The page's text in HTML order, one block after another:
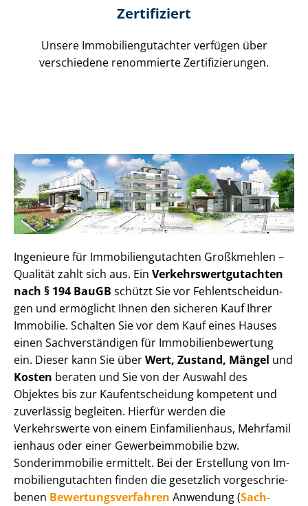
Zertifiziert
Unsere Immobilien­gutachter verfügen über
verschiedene renommierte Zer­ti­fi­zie­run­gen.
Ingenieure für Im­mo­bi­li­en­gut­ach­ten Großkmehlen –
Qualität zahlt sich aus. Ein Ver­kehrs­wert­gut­ach­ten
nach § 194 BauGB schützt Sie vor Fehl­ent­schei­dun­
gen und ermöglicht Ihnen den sicheren Kauf Ihrer
Immobilie. Schalten Sie vor dem Kauf eines Hauses
einen Sach­ver­stän­di­gen für Im­mo­bi­li­en­be­wer­tung
ein. Dieser kann Sie überWert, Zustand, Mängel und
Kosten beraten und Sie von der Auswahl des
Objektes bis zur Kauf­ent­schei­dung kompetent und
zuverlässig begleiten. Hierfür werden die
Verkehrswerte von einem Einfamilienhaus, Mehr­fa­mi­l
i­en­haus oder einer Ge­wer­be­im­mo­bi­lie bzw.
Sonderimmobilie ermittelt. Bei der Erstellung von Im­
mo­bi­li­en­gut­ach­ten finden die gesetzlich vor­ge­schrie­
be­nen Be­wer­tungs­ver­fah­ren Anwendung (Sach­